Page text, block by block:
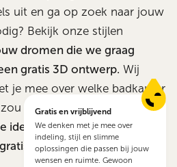
uit en ga op zoek naar jouw
Bekijk onze stijlen
dromen die we graag
gratis 3D ontwerp. Wij
je mee over welke badkamer
zijn.
ideeën uit en delen deze
Oftewel: een stressloze
Gratis en vrijblijvend
We denken met je mee over
indeling, stijl en slimme
oplossingen die passen bij jouw
wensen en ruimte. Gewoon